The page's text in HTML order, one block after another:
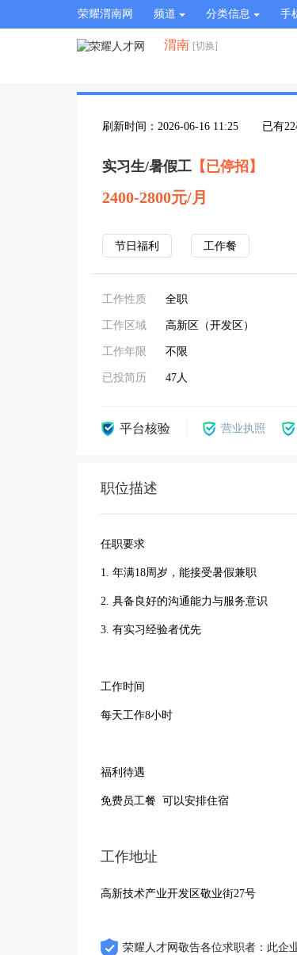
荣耀渭南网 频道 分类信息 手
渭南 [切换]
刷新时间：2026-06-16 11:25 已有
实习生/暑假工 【已停招】
2400-2800元/月
节日福利 工作餐
工作性质 全职
工作区域 高新区（开发区）
工作年限 不限
已投简历 47人
平台核验 营业执照
职位描述
任职要求
1. 年满18周岁，能接受暑假兼职
2. 具备良好的沟通能力与服务意识
3. 有实习经验者优先
工作时间
每天工作8小时
福利待遇
免费员工餐 可以安排住宿
工作地址
高新技术产业开发区敬业街27号
荣耀人才网敬告各位求职者：此企